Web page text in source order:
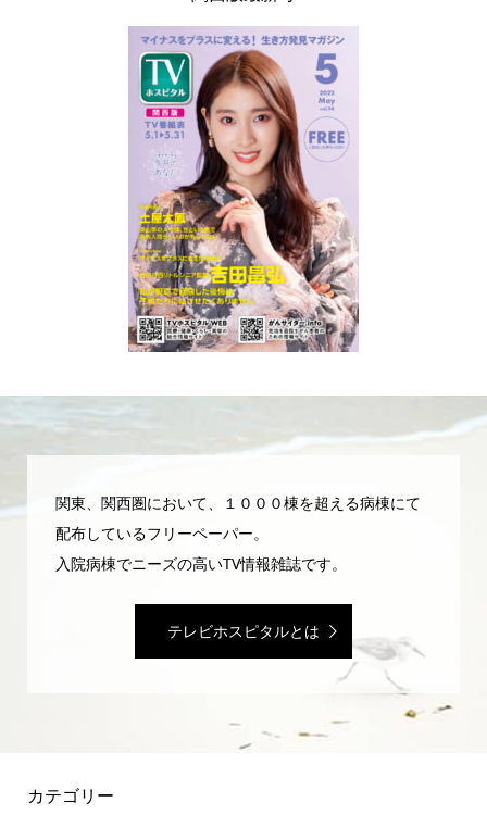
関東、関西圏において、１０００棟を超える病棟にて
配布しているフリーペーパー。
入院病棟でニーズの高いTV情報雑誌です。
テレビホスピタルとは
カテゴリー